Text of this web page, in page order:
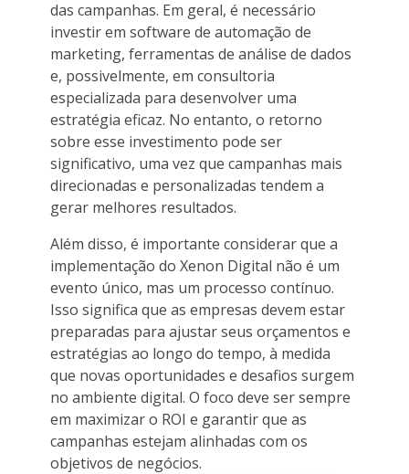
das campanhas. Em geral, é necessário
investir em software de automação de
marketing, ferramentas de análise de dados
e, possivelmente, em consultoria
especializada para desenvolver uma
estratégia eficaz. No entanto, o retorno
sobre esse investimento pode ser
significativo, uma vez que campanhas mais
direcionadas e personalizadas tendem a
gerar melhores resultados.
Além disso, é importante considerar que a
implementação do Xenon Digital não é um
evento único, mas um processo contínuo.
Isso significa que as empresas devem estar
preparadas para ajustar seus orçamentos e
estratégias ao longo do tempo, à medida
que novas oportunidades e desafios surgem
no ambiente digital. O foco deve ser sempre
em maximizar o ROI e garantir que as
campanhas estejam alinhadas com os
objetivos de negócios.